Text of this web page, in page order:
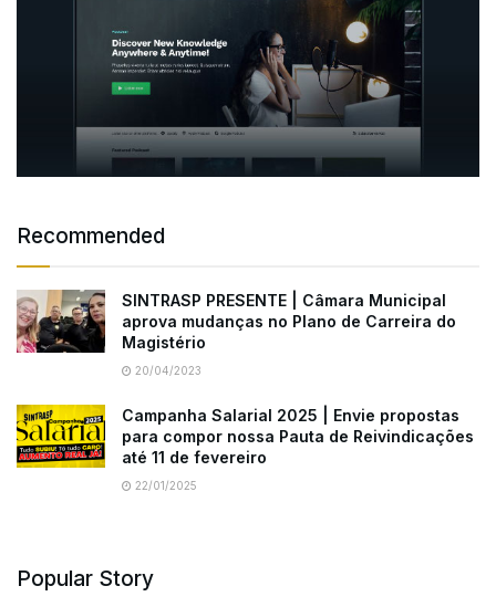
Recommended
SINTRASP PRESENTE | Câmara Municipal
aprova mudanças no Plano de Carreira do
Magistério
20/04/2023
Campanha Salarial 2025 | Envie propostas
para compor nossa Pauta de Reivindicações
até 11 de fevereiro
22/01/2025
Popular Story